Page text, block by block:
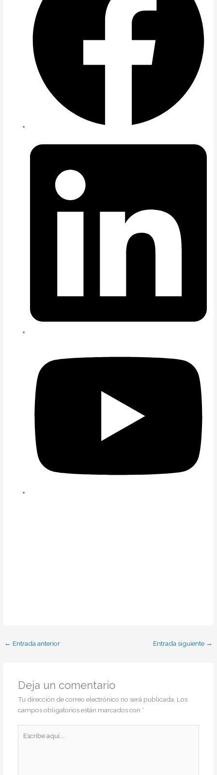
← Entrada anterior Entrada siguiente →
Deja un comentario
Tu dirección de correo electrónico no será publicada. Los
campos obligatorios están marcados con *
aquí...